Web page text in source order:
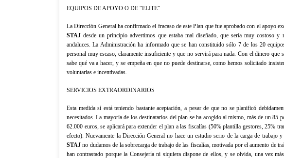
EQUIPOS DE APOYO O DE “ELITE”
La Dirección Generalha confirmado el fracaso de este Plan que fue aprobado con el apoyo
STAJ desde un principio advertimos que estaba mal diseñado, que sería muy costoso y
andaluces.La Administraciónha informado que se han constituido sólo 7 de los 20
personal muy escaso, claramente insuficiente y que no servirá para nada. Con el dinero que
sabe qué va a hacer, y se empeña en que no puede destinarse, como hemos solicitado
voluntarias e incentivadas.
SERVICIOS EXTRAORDINARIOS
Esta medida sí está teniendo bastante aceptación, a pesar de que no se planificó
necesitados. La mayoría de los destinatarios del plan se ha acogido al mismo, más de un 85
62.000 euros, se aplicará para extender el plan a las fiscalías (50% plantilla gestores, 25%
efecto). Nuevamente la Dirección General no hace un estudio serio de la carga de trabajo
STAJ no dudamos de la sobrecarga de trabajo de las fiscalías, motivada por el aumento de
han contrastado porquela Consejeríani siquiera dispone de ellos, y se olvida, una vez